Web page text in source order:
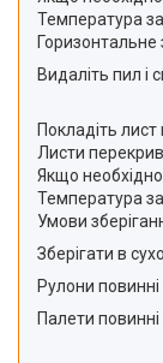
Температура
Горизонтальне
Видаліть пил і
Покладіть
Листи
Якщо
Температура
Умови
Зберігати в
Рулони
Палети